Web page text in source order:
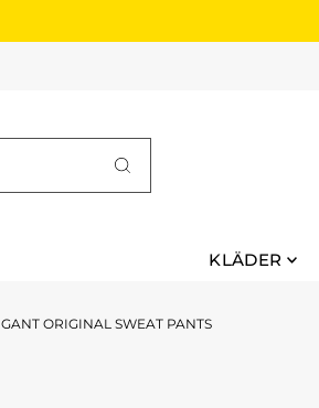
KLÄDER
GANT ORIGINAL SWEAT PANTS